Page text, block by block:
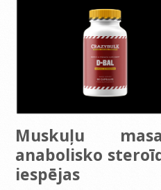
Muskuļu
anabolisko
iespējas